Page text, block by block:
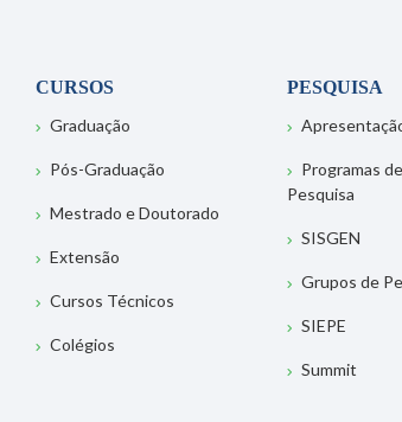
CURSOS
Graduação
Pós-Graduação
Mestrado e Doutorado
Extensão
Cursos Técnicos
Colégios
PESQUISA
Programas
Pesquisa
SISGEN
Grupos de
SIEPE
Summit